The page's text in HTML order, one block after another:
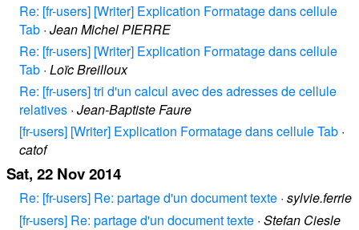
Re: [fr-users] [Writer] Explication Formatage dans cellule
Tab · Jean Michel PIERRE
Re: [fr-users] [Writer] Explication Formatage dans cellule
Tab · Loïc Breilloux
Re: [fr-users] tri d'un calcul avec des adresses de cellule
relatives · Jean-Baptiste Faure
[fr-users] [Writer] Explication Formatage dans cellule Tab ·
catof
Sat, 22 Nov 2014
Re: [fr-users] Re: partage d'un document texte · sylvie.ferrie
[fr-users] Re: partage d'un document texte · Stefan Ciesle